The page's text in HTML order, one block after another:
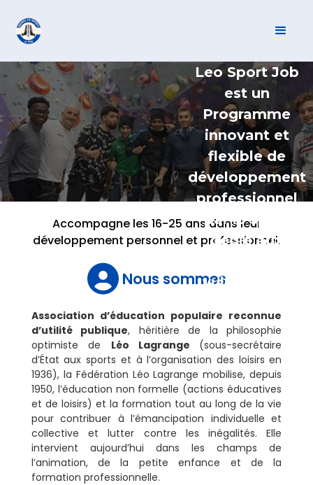
Leo Sport Job
est un
Programme
innovant et
flexible de
développement
professionnel
par le sport
dédié aux
vulnérables.
Accompagne les 16-25 ans dans leur
développement personnel et professionnel.
 Nous sommes
Association d’éducation populaire reconnue
d’utilité publique, héritière de la philosophie
optimiste de Léo Lagrange (sous-secrétaire
d’État aux sports et à l’organisation des loisirs en
1936), la Fédération Léo Lagrange mobilise, depuis
1950, l’éducation non formelle (actions éducatives
et de loisirs) et la formation tout au long de la vie
pour contribuer à l’émancipation individuelle et
collective et lutter contre les inégalités. Elle
intervient aujourd’hui dans les champs de
l’animation, de la petite enfance et de la
formation professionnelle.